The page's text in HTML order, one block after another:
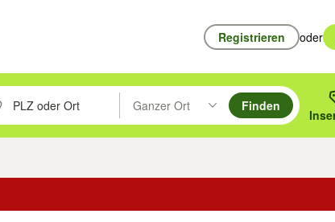
Registrieren oder
mit den Pfeiltasten nach oben/unten durchsuchen und mit
oder Ort eingeben. Eingabetaste drücken um zu suchen,
Ganzer Ort
Suche im Umkreis des gewählten Orts
Finden